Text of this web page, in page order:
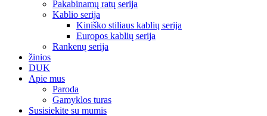
Pakabinamų ratų serija
Kablio serija
Kiniško stiliaus kablių serija
Europos kablių serija
Rankenų serija
žinios
DUK
Apie mus
Paroda
Gamyklos turas
Susisiekite su mumis